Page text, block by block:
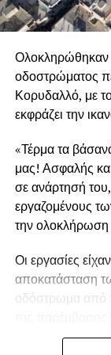
.
Ολοκληρώθηκαν
οδοστρώματος
Κορυδαλλό, με
εκφράζει την
«Τέρμα τα
μας! Ασφαλής
σε ανάρτησή
εργαζομένους
την ολοκλήρωση
Οι εργασίες
αποκατάσταση
οδόστρωμα από
των οχημάτων